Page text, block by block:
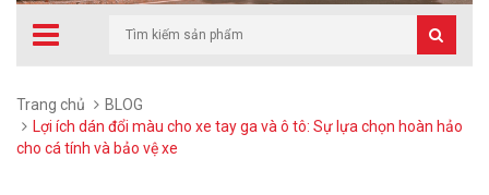
Trang chủ
BLOG
Lợi ích dán đổi màu cho xe tay ga và ô tô: Sự lựa chọn hoàn hảo
cho cá tính và bảo vệ xe